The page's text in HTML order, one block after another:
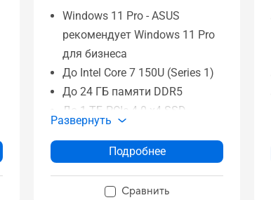
Windows 11 Pro - ASUS
рекомендует Windows 11 Pro
для бизнеса
До Intel Core 7 150U (Series 1)
До 24 ГБ памяти DDR5
До 1 ТБ PCIe 4.0 x4 SSD-
накопитель
15,6'' 16:9 FHD IPS
180-градусный шарнир
Развернуть
Подробнее
Сравнить